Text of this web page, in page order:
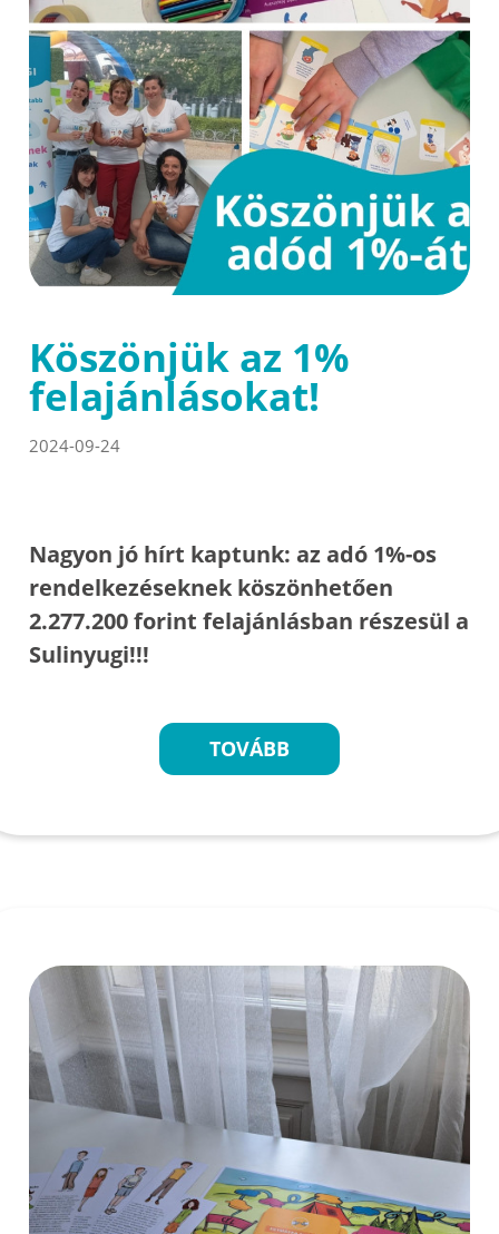
Köszönjük az 1%
felajánlásokat!
2024-09-24
Nagyon jó hírt kaptunk: az adó 1%-os
rendelkezéseknek köszönhetően
2.277.200 forint felajánlásban részesül a
Sulinyugi!!!
TOVÁBB